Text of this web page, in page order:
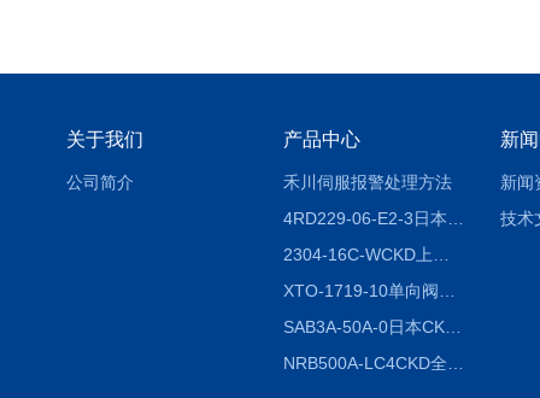
关于我们
公司简介
产品中心
禾川伺服报警处理方法
SAB3A-50A-0日本CKD全国授权代理
新
新闻
技术